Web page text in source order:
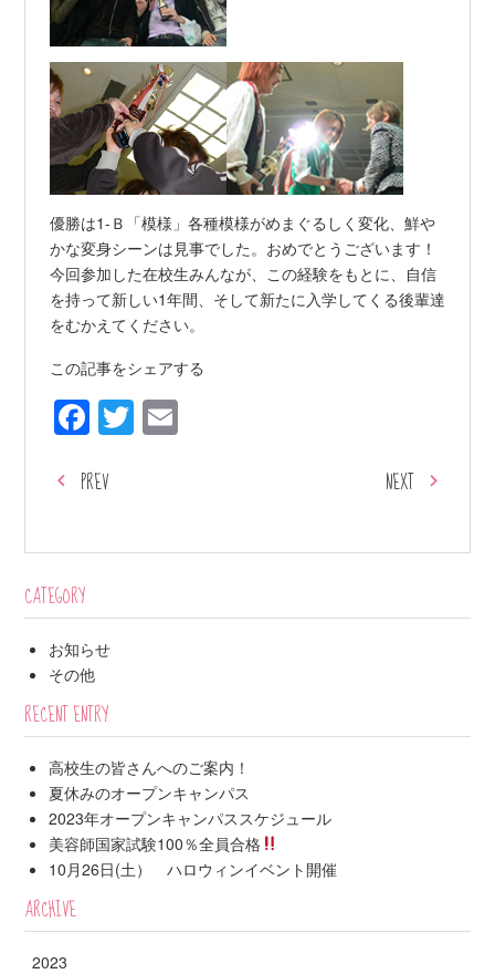
優勝は1-Ｂ「模様」各種模様がめまぐるしく変化、鮮や
かな変身シーンは見事でした。おめでとうございます！
今回参加した在校生みんなが、この経験をもとに、自信
を持って新しい1年間、そして新たに入学してくる後輩達
をむかえてください。
この記事をシェアする
Facebook
Twitter
Email
PREV NEXT
CATEGORY
お知らせ
その他
RECENT ENTRY
高校生の皆さんへのご案内！
夏休みのオープンキャンパス
2023年オープンキャンパススケジュール
美容師国家試験100％全員合格
10月26日(土） ハロウィンイベント開催
ARCHIVE
2023